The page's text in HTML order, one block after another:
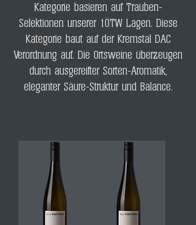
Kategorie basieren auf Trauben-
Selektionen unserer 1ÖTW Lagen. Diese
Kategorie baut auf der Kremstal DAC
Verordnung auf. Die Ortsweine überzeugen
durch ausgereifter Sorten-Aromatik,
eleganter Säure-Struktur und Balance.